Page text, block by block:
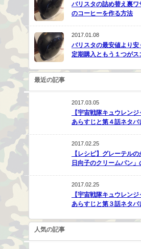
バリスタの詰め替え裏ワ
のコーヒーを作る方法
2017.01.08
バリスタの最安値より安
定期購入ともう１つがス
最近の記事
2017.03.05
【宇宙戦隊キュウレン
あらすじと第４話ネタバ
2017.02.25
【レシピ】グレーテル
日向子のクリームパン」
2017.02.25
【宇宙戦隊キュウレン
あらすじと第３話ネタバ
人気の記事